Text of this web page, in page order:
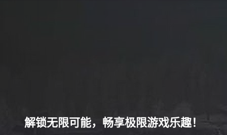
“沉浸其中，超越现实！”